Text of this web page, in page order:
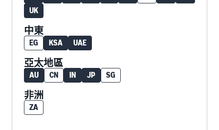
UK
中東
EG KSA UAE
亞太地區
AU CN IN JP SG
非洲
ZA